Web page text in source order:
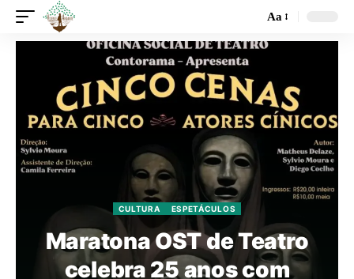
Aa
CULTURA ESPETÁCULOS
Maratona OST de Teatro
celebra 25 anos com